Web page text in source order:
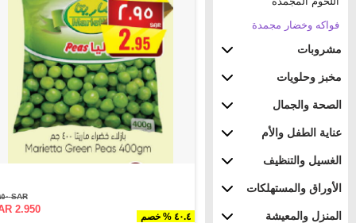
فواكه وخضار مجمدة
مشروبات
مخبز وحلويات
الصحة والجمال
عناية الطفل والأم
الغسيل والتنظيف
الأوراق والمستهلكات
المنزل والمعيشة ٤٠.٤ % خصم
SAR ٤.٩٥٠
2.950